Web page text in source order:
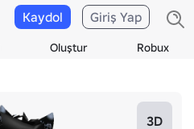
Oluştur Robux
Kaydol Giriş Yap
3D